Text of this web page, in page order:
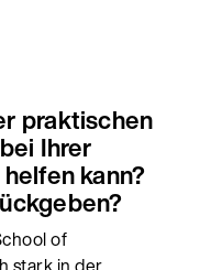
praktischen
Ihrer
kann?
of
stark in der